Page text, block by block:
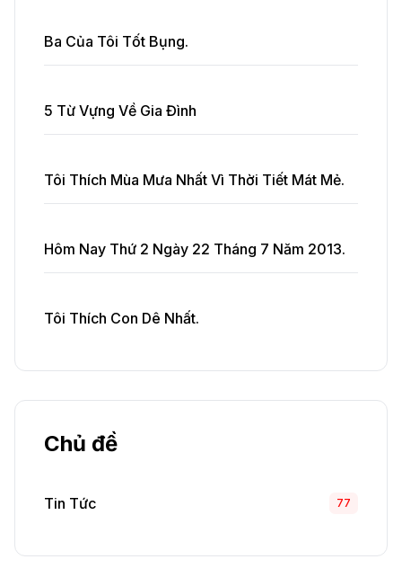
Ba Của Tôi Tốt Bụng.
5 Từ Vựng Về Gia Đình
Tôi Thích Mùa Mưa Nhất Vì Thời Tiết Mát Mẻ.
Hôm Nay Thứ 2 Ngày 22 Tháng 7 Năm 2013.
Tôi Thích Con Dê Nhất.
Chủ đề
Tin Tức 77